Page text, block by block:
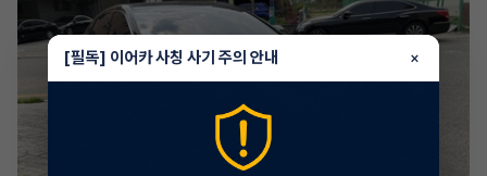
[필독] 이어카 사칭 사기 주의 안내 ×